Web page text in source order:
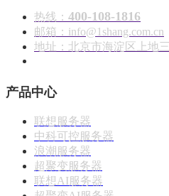
热线： 400-108-1816
邮箱：info@1shang.com.cn
地址：北京市海淀区上地
产品中心
联想服务器
中科可控服务器
浪潮服务器
超聚变服务器
联想AI服务器